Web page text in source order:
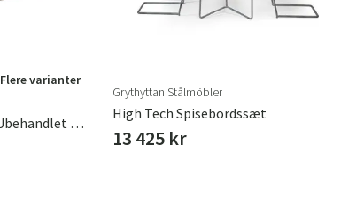
Flere varianter
Bordplade, 120 X 70 Cm Ubehandlet Teaktræ
Grythyttan Stålmöbler
High Tech Spisebordssæt
13 425 kr